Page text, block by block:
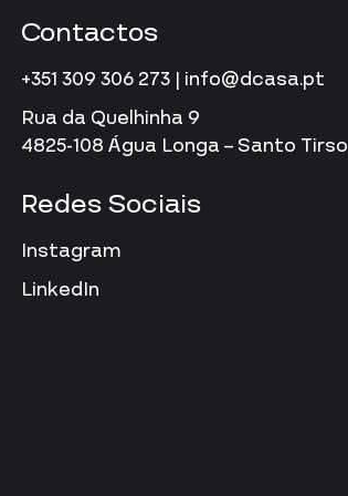
Contactos
+351 309 306 273 | info@dcasa.pt
Rua da Quelhinha 9
4825-108 Água Longa – Santo Tirso
Redes Sociais
Instagram
LinkedIn